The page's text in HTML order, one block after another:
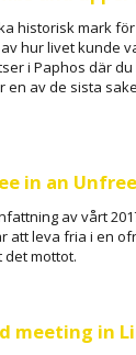
historisk mark
hur livet kunde
i Paphos där
en av de sista
in an
av vårt
att leva fria i en
det mottot.
meeting in